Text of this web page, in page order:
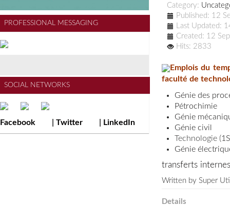
PROFESSIONAL MESSAGING
SOCIAL NETWORKS
Facebook Twitter LinkedIn
Category:
Published: 12
Last Updated:
Created: 12
Hits: 2833
Emplois du
faculté de
Génie des
Pétrochimie
Génie
Génie civil
Technologie (
Génie
transferts
Written by Super
Details